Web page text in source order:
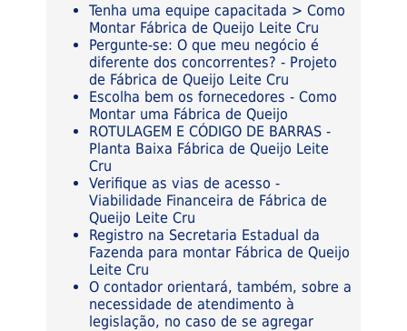
Tenha uma equipe capacitada > Como
Montar Fábrica de Queijo Leite Cru
Pergunte-se: O que meu negócio é
diferente dos concorrentes? - Projeto
de Fábrica de Queijo Leite Cru
Escolha bem os fornecedores - Como
Montar uma Fábrica de Queijo
ROTULAGEM E CÓDIGO DE BARRAS -
Planta Baixa Fábrica de Queijo Leite
Cru
Verifique as vias de acesso -
Viabilidade Financeira de Fábrica de
Queijo Leite Cru
Registro na Secretaria Estadual da
Fazenda para montar Fábrica de Queijo
Leite Cru
O contador orientará, também, sobre a
necessidade de atendimento à
legislação, no caso de se agregar